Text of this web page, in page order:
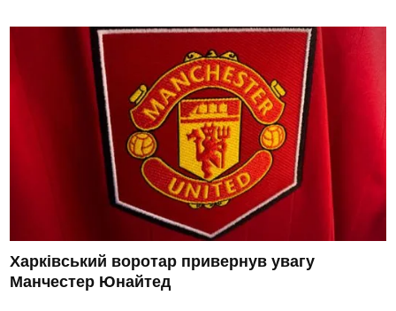
Харківський воротар привернув увагу
Манчестер Юнайтед